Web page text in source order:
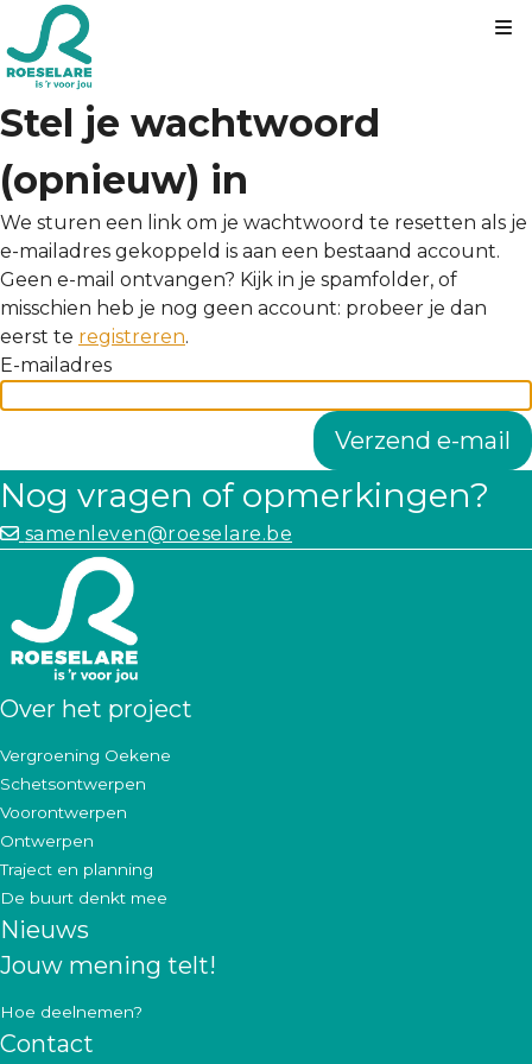
Stel je wachtwoord
(opnieuw) in
We sturen een link om je wachtwoord te resetten als je
e-mailadres gekoppeld is aan een bestaand account.
Geen e-mail ontvangen? Kijk in je spamfolder, of
misschien heb je nog geen account: probeer je dan
eerst te registreren.
E-mailadres
Nog vragen of opmerkingen?
samenleven@roeselare.be
Over het project
Vergroening Oekene
Schetsontwerpen
Voorontwerpen
Ontwerpen
Traject en planning
De buurt denkt mee
Nieuws
Jouw mening telt!
Hoe deelnemen?
Contact